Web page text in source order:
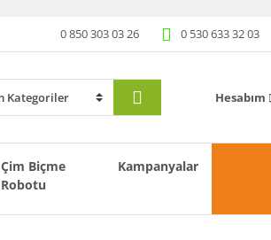
0 850 303 03 26 0 530 633 32 03
Hesabım
Çim Biçme
Robotu
Kampanyalar